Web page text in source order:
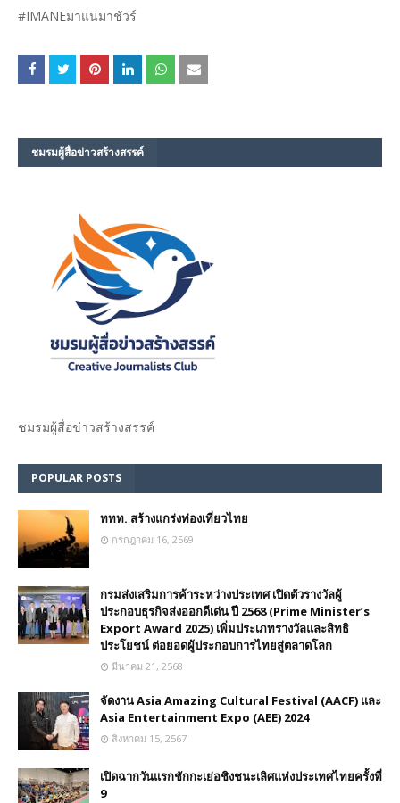
#IMANEมาแน่​มาชัวร์
ชมรม​ผู้สื่อข่าวสร้างสรรค์​
ชมรม​ผู้สื่อข่าวสร้างสรรค์​
POPULAR POSTS
ททท. สร้างแกร่งท่องเที่ยวไทย
กรกฎาคม 16, 2569
กรมส่งเสริมการค้าระหว่างประเทศ เปิดตัวรางวัลผู้
ประกอบธุรกิจส่งออกดีเด่น ปี 2568 (Prime Minister’s
Export Award 2025) เพิ่มประเภทรางวัลและสิทธิ
ประโยชน์ ต่อยอดผู้ประกอบการไทยสู่ตลาดโลก
มีนาคม 21, 2568
จัดงาน Asia Amazing Cultural Festival (AACF) และ
Asia Entertainment Expo (AEE) 2024
สิงหาคม 15, 2567
เปิดฉากวันแรกชักกะเย่อชิงชนะเลิศแห่งประเทศไทยครั้งที่
9